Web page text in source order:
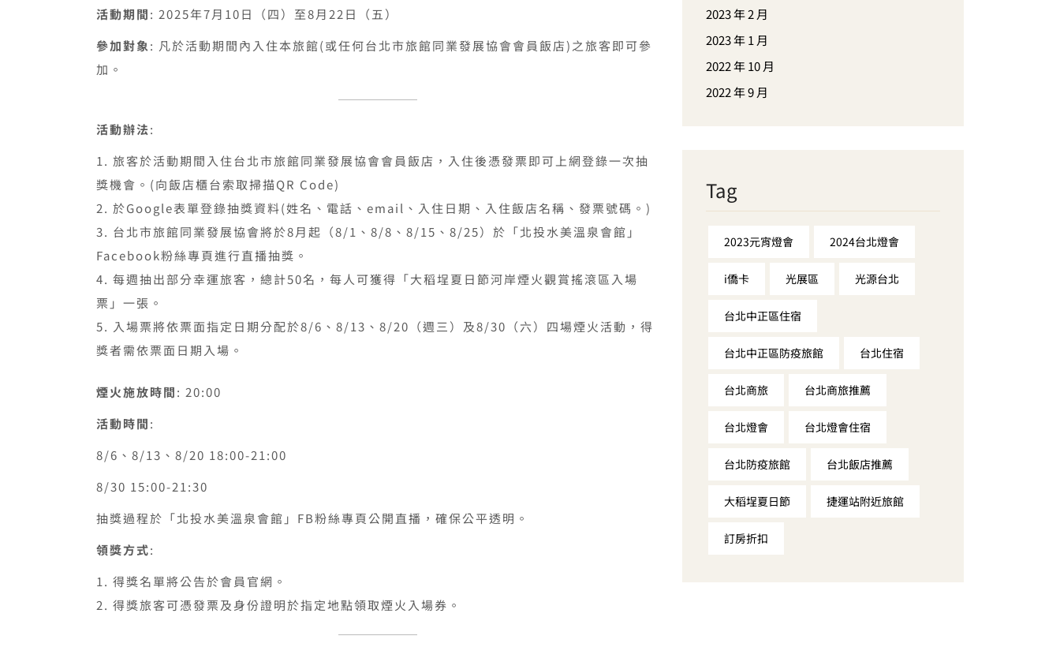
活動期間: 2025年7月10日（四）至8月22日（五）
參加對象: 凡於活動期間內入住本旅館(或任何台北市旅館同業發展協會會員飯店)之旅客即可參
加。
活動辦法:
旅客於活動期間入住台北市旅館同業發展協會會員飯店，入住後憑發票即可上網登錄一次抽
獎機會。(向飯店櫃台索取掃描QR Code)
於Google表單登錄抽獎資料(姓名、電話、email、入住日期、入住飯店名稱、發票號碼。)
台北市旅館同業發展協會將於8月起（8/1、8/8、8/15、8/25）於「北投水美溫泉會館」
Facebook粉絲專頁進行直播抽獎。
每週抽出部分幸運旅客，總計50名，每人可獲得「大稻埕夏日節河岸煙火觀賞搖滾區入場
票」一張。
入場票將依票面指定日期分配於8/6、8/13、8/20（週三）及8/30（六）四場煙火活動，得
獎者需依票面日期入場。
煙火施放時間: 20:00
活動時間:
8/6、8/13、8/20 18:00-21:00
8/30 15:00-21:30
抽獎過程於「北投水美溫泉會館」FB粉絲專頁公開直播，確保公平透明。
領獎方式:
得獎名單將公告於會員官網。
得獎旅客可憑發票及身份證明於指定地點領取煙火入場券。
2023 年 2 月
2023 年 1 月
2022 年 10 月
2022 年 9 月
Tag
2023元宵燈會 2024台北燈會
i僑卡 光展區 光源台北
台北中正區住宿
台北中正區防疫旅館 台北住宿
台北商旅 台北商旅推薦
台北燈會 台北燈會住宿
台北防疫旅館 台北飯店推薦
大稻埕夏日節 捷運站附近旅館
訂房折扣